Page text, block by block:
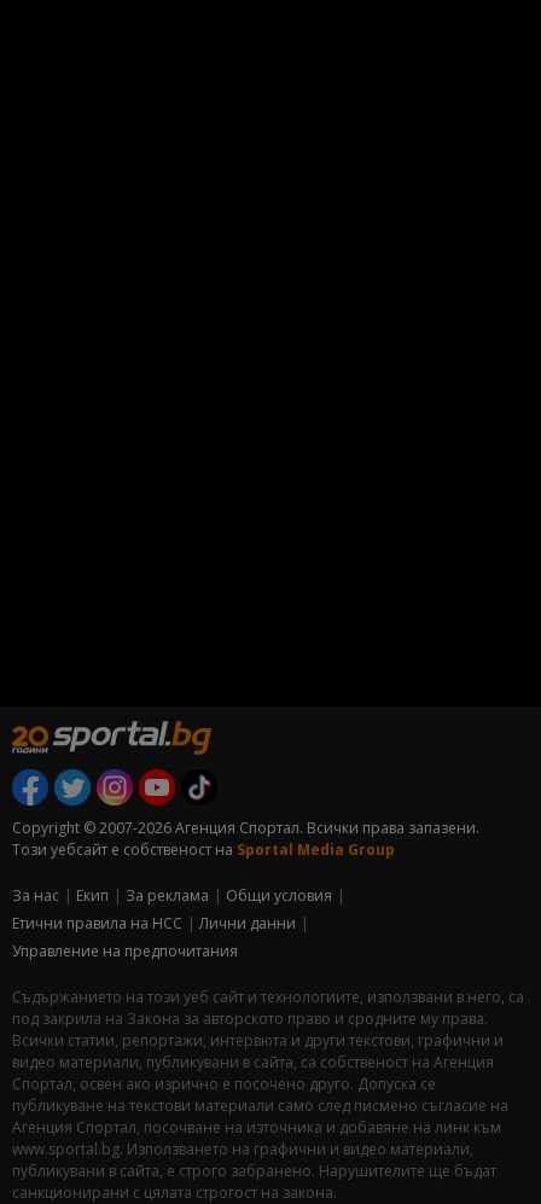
Copyright © 2007-2026 Агенция Спортал. Всички права запазени.
Този уебсайт е собственост на Sportal Media Group
За нас Екип За рекламa
Общи условия
Етични правила на НСС
Лични данни
Управление на предпочитания
Съдържанието на този уеб сайт и технологиите, използвани в него, са
под закрила на Закона за авторското право и сродните му права.
Всички статии, репортажи, интервюта и други текстови, графични и
видео материали, публикувани в сайта, са собственост на Агенция
Спортал, освен ако изрично е посочено друго. Допуска се
публикуване на текстови материали само след писмено съгласие на
Агенция Спортал, посочване на източника и добавяне на линк към
www.sportal.bg. Използването на графични и видео материали,
публикувани в сайта, е строго забранено. Нарушителите ще бъдат
санкционирани с цялата строгост на закона.